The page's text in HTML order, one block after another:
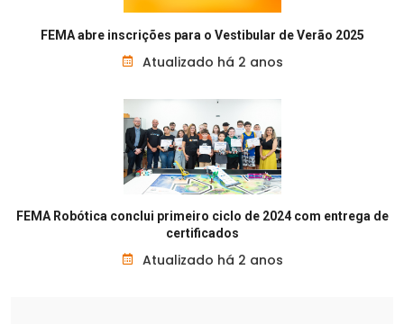
FEMA abre inscrições para o Vestibular de Verão 2025
Atualizado há 2 anos
FEMA Robótica conclui primeiro ciclo de 2024 com entrega de
certificados
Atualizado há 2 anos